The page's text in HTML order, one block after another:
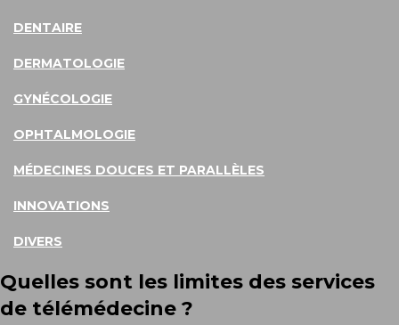
DENTAIRE
DERMATOLOGIE
GYNÉCOLOGIE
OPHTALMOLOGIE
MÉDECINES DOUCES ET PARALLÈLES
INNOVATIONS
DIVERS
Quelles sont les limites des services
de télémédecine ?